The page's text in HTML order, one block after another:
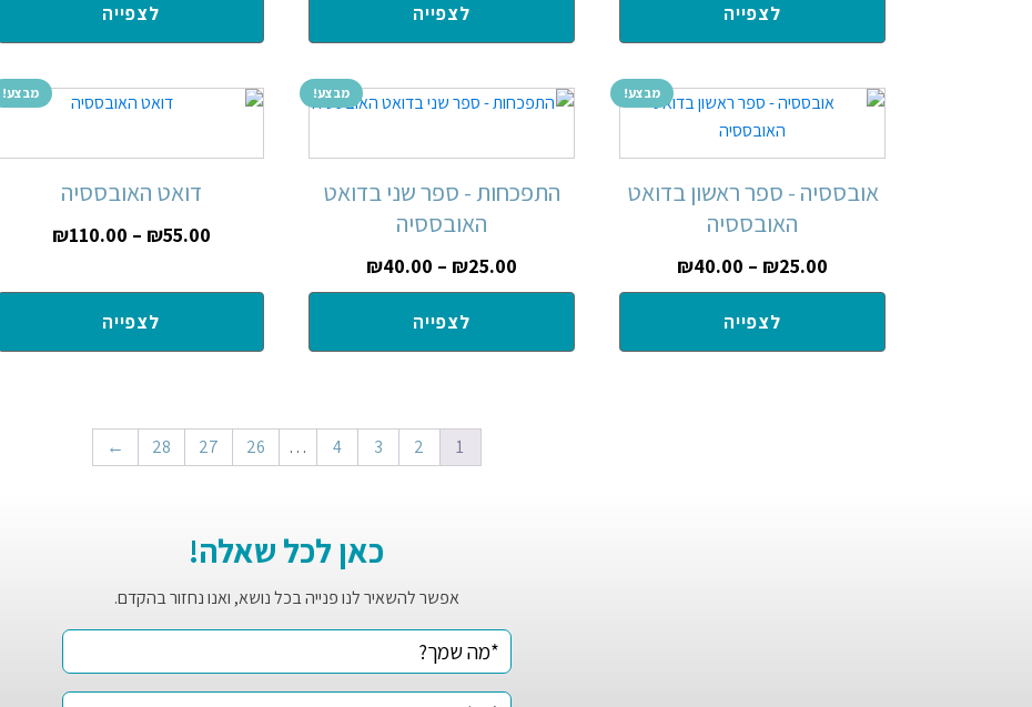
לצפייה לצפייה לצפייה
מבצע!
אובססיה - ספר ראשון בדואט
האובססיה
₪25.00
–
₪40.00
לצפייה
מבצע!
התפכחות - ספר שני בדואט
האובססיה
₪25.00
–
₪40.00
לצפייה
מבצע!
דואט האובססיה
₪55.00
–
₪110.00
לצפייה
1
2
3
4
…
26
27
28
←
כאן לכל שאלה!
אפשר להשאיר לנו פנייה בכל נושא, ואנו נחזור בהקדם.